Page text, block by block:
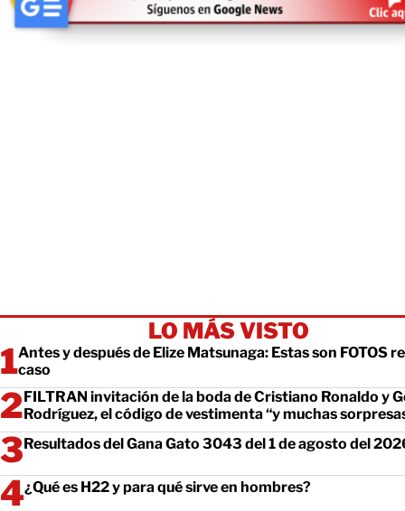
LO MÁS VISTO
Antes y después de Elize Matsunaga: Estas son FOTOS
caso
FILTRAN invitación de la boda de Cristiano Ronaldo y
Rodríguez, el código de vestimenta “y muchas
Resultados del Gana Gato 3043 del 1 de agosto del
¿Qué es H22 y para qué sirve en hombres?